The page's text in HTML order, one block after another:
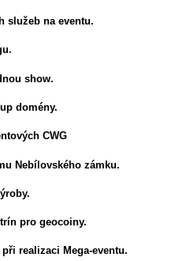
služeb na eventu.
show.
domény.
CWG
Nebílovského zámku.
pro geocoiny.
realizaci Mega-eventu.